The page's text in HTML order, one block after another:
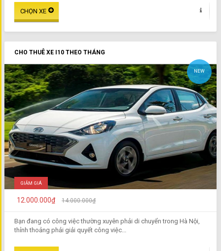
CHO THUÊ XE I10 THEO THÁNG
NEW
GIẢM GIÁ
12.000.000₫ 14.000.000₫
Bạn đang có công việc thường xuyên phải di chuyển trong Hà Nội,
thỉnh thoảng phải giải quyết công việc...